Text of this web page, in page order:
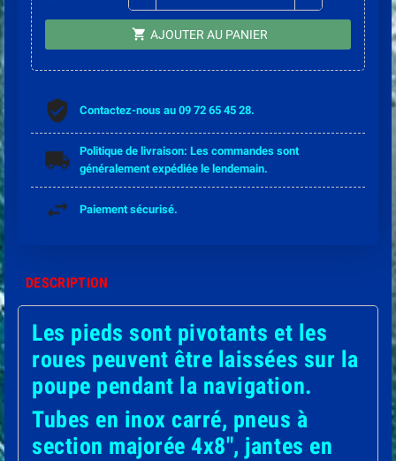
shopping_cart AJOUTER AU PANIER
Contactez-nous au 09 72 65 45 28.
Politique de livraison: Les commandes sont
généralement expédiée le lendemain.
Paiement sécurisé.
DESCRIPTION
Les pieds sont pivotants et les
roues peuvent être laissées sur la
poupe pendant la navigation.
Tubes en inox carré, pneus à
section majorée 4x8", jantes en